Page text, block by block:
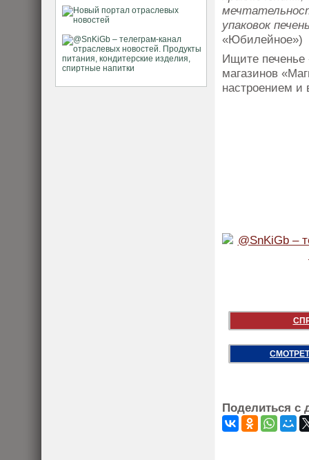
упаковок
«Юбилейное»)
Ищите
магазинов
настроением и
Поделиться с